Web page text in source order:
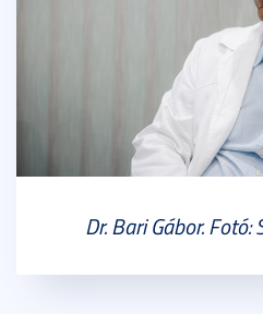
Dr. Bari Gábor.